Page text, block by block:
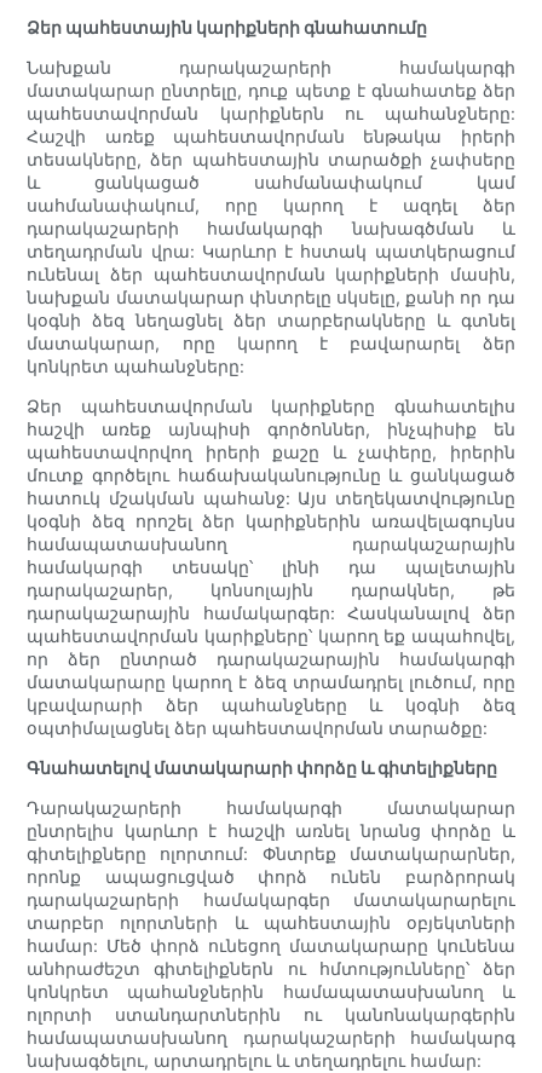
Ձեր պահեստային կարիքների գնահատումը
Նախքան դարակաշարերի համակարգի
մատակարար ընտրելը, դուք պետք է գնահատեք ձեր
պահեստավորման կարիքներն ու պահանջները:
Հաշվի առեք պահեստավորման ենթակա իրերի
տեսակները, ձեր պահեստային տարածքի չափսերը
և ցանկացած սահմանափակում կամ
սահմանափակում, որը կարող է ազդել ձեր
դարակաշարերի համակարգի նախագծման և
տեղադրման վրա: Կարևոր է հստակ պատկերացում
ունենալ ձեր պահեստավորման կարիքների մասին,
նախքան մատակարար փնտրելը սկսելը, քանի որ դա
կօգնի ձեզ նեղացնել ձեր տարբերակները և գտնել
մատակարար, որը կարող է բավարարել ձեր
կոնկրետ պահանջները:
Ձեր պահեստավորման կարիքները գնահատելիս
հաշվի առեք այնպիսի գործոններ, ինչպիսիք են
պահեստավորվող իրերի քաշը և չափերը, իրերին
մուտք գործելու հաճախականությունը և ցանկացած
հատուկ մշակման պահանջ: Այս տեղեկատվությունը
կօգնի ձեզ որոշել ձեր կարիքներին առավելագույնս
համապատասխանող դարակաշարային
համակարգի տեսակը՝ լինի դա պալետային
դարակաշարեր, կոնսոլային դարակներ, թե
դարակաշարային համակարգեր: Հասկանալով ձեր
պահեստավորման կարիքները՝ կարող եք ապահովել,
որ ձեր ընտրած դարակաշարային համակարգի
մատակարարը կարող է ձեզ տրամադրել լուծում, որը
կբավարարի ձեր պահանջները և կօգնի ձեզ
օպտիմալացնել ձեր պահեստավորման տարածքը:
Գնահատելով մատակարարի փորձը և գիտելիքները
Դարակաշարերի համակարգի մատակարար
ընտրելիս կարևոր է հաշվի առնել նրանց փորձը և
գիտելիքները ոլորտում: Փնտրեք մատակարարներ,
որոնք ապացուցված փորձ ունեն բարձրորակ
դարակաշարերի համակարգեր մատակարարելու
տարբեր ոլորտների և պահեստային օբյեկտների
համար: Մեծ փորձ ունեցող մատակարարը կունենա
անհրաժեշտ գիտելիքներն ու հմտությունները՝ ձեր
կոնկրետ պահանջներին համապատասխանող և
ոլորտի ստանդարտներին ու կանոնակարգերին
համապատասխանող դարակաշարերի համակարգ
նախագծելու, արտադրելու և տեղադրելու համար: